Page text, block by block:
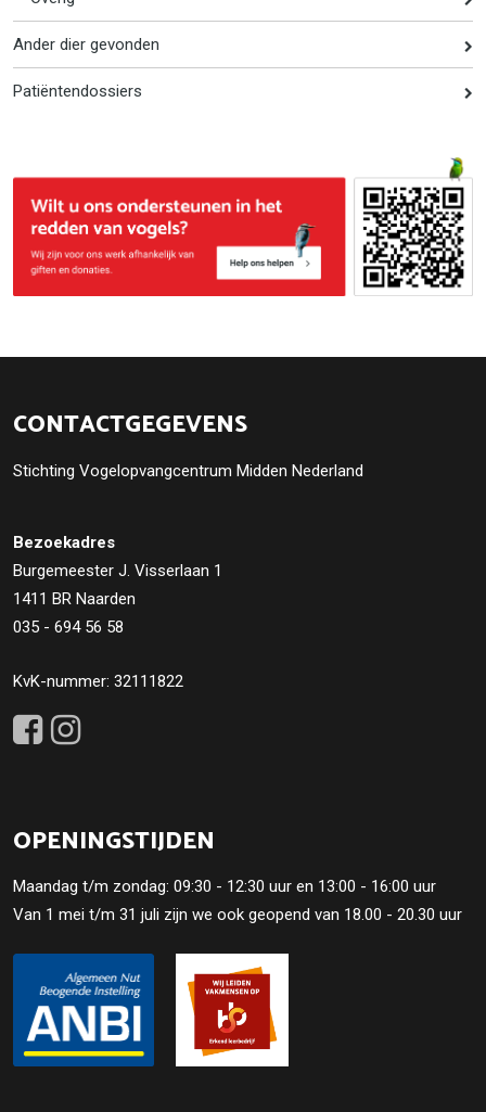
Ander dier gevonden
Patiëntendossiers
CONTACTGEGEVENS
Stichting Vogelopvangcentrum Midden Nederland
Bezoekadres
Burgemeester J. Visserlaan 1
1411 BR Naarden
035 - 694 56 58
KvK-nummer: 32111822
OPENINGSTIJDEN
Maandag t/m zondag: 09:30 - 12:30 uur en 13:00 - 16:00 uur
Van 1 mei t/m 31 juli zijn we ook geopend van 18.00 - 20.30 uur